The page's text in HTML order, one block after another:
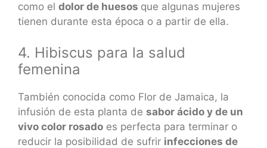
como el dolor de huesos que algunas mujeres
tienen durante esta época o a partir de ella.
4. Hibiscus para la salud
femenina
También conocida como Flor de Jamaica, la
infusión de esta planta de sabor ácido y de un
vivo color rosado es perfecta para terminar o
reducir la posibilidad de sufrir infecciones de